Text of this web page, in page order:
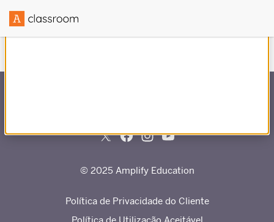
© 2025 Amplify Education
Política de Privacidade do Cliente